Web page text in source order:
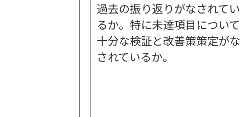
過去の振り返りがなされてい
るか。特に未達項目について
十分な検証と改善策策定がな
されているか。